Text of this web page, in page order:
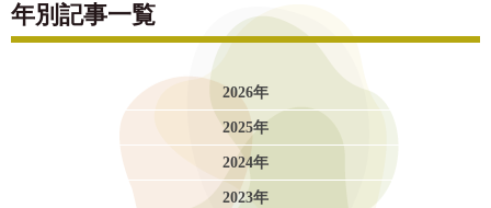
年別記事一覧
2026年
2025年
2024年
2023年